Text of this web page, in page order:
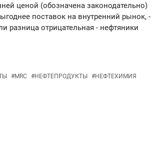
ценой (обозначена законодательно)
поставок на внутренний рынок, -
разница отрицательная - нефтяники
#MRC #НЕФТЕПРОДУКТЫ #НЕФТЕХИМИЯ